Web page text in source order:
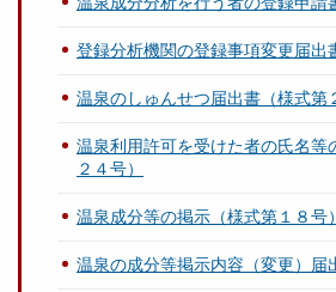
登録分析機関の登録事項変更届出
温泉のしゅんせつ届出書（様式第
温泉利用許可を受けた者の氏名等
２４号）
温泉成分等の掲示（様式第１８号）
温泉の成分等掲示内容（変更）届